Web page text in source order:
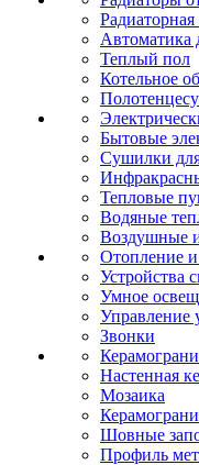
Радиаторная
Автоматика
Теплый пол
Котельное
Бытовые
Сушилки
Тепловые
Водяные
Воздушные
Отопление
Устройства
Умное
Звонки
Настенная
Мозаика
Шовные
Профиль